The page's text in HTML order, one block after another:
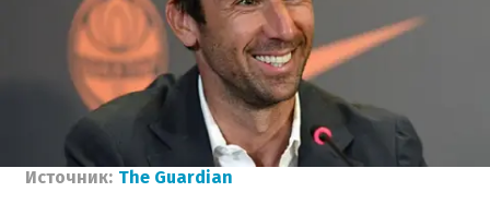
Источник: The Guardian